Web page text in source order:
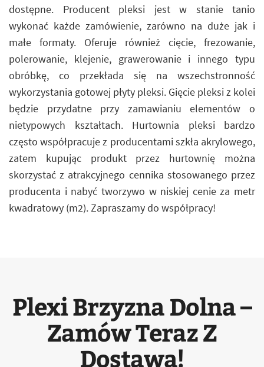
dostępne. Producent pleksi jest w stanie tanio
wykonać każde zamówienie, zarówno na duże jak i
małe formaty. Oferuje również cięcie, frezowanie,
polerowanie, klejenie, grawerowanie i innego typu
obróbkę, co przekłada się na wszechstronność
wykorzystania gotowej płyty pleksi. Gięcie pleksi z kolei
będzie przydatne przy zamawianiu elementów o
nietypowych kształtach. Hurtownia pleksi bardzo
często współpracuje z producentami szkła akrylowego,
zatem kupując produkt przez hurtownię można
skorzystać z atrakcyjnego cennika stosowanego przez
producenta i nabyć tworzywo w niskiej cenie za metr
kwadratowy (m2). Zapraszamy do współpracy!
Plexi Brzyzna Dolna –
Zamów Teraz Z
Dostawą!